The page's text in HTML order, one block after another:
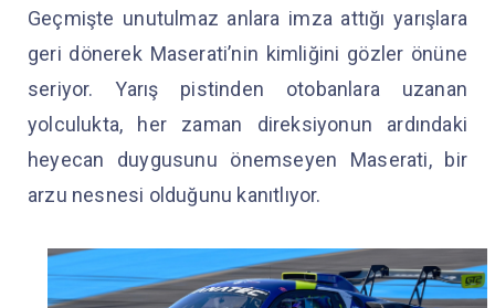
Geçmişte unutulmaz anlara imza attığı yarışlara
geri dönerek Maserati’nin kimliğini gözler önüne
seriyor. Yarış pistinden otobanlara uzanan
yolculukta, her zaman direksiyonun ardındaki
heyecan duygusunu önemseyen Maserati, bir
arzu nesnesi olduğunu kanıtlıyor.